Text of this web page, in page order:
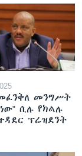
መንግሥት
ሲሉ የክልሉ
ፕሬዝደንት